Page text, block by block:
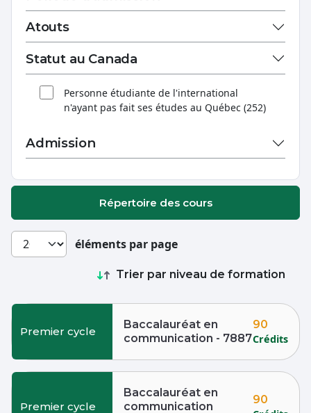
Atouts
Statut au Canada
Personne étudiante de l'international
n'ayant pas fait ses études au Québec (252)
Admission
Répertoire des cours
éléments par page
Trier par niveau de formation
Premier cycle
Baccalauréat en
communication - 7887
90
Crédits
Premier cycle
Baccalauréat en
communication
90